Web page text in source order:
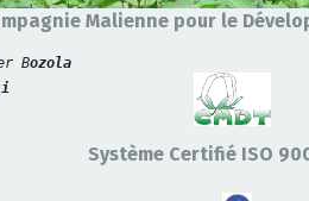
Malienne pour le
Bozola
Système Certifié ISO